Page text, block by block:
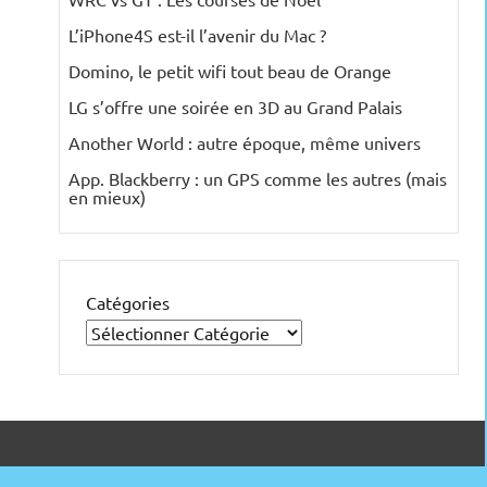
L’iPhone4S est-il l’avenir du Mac ?
Domino, le petit wifi tout beau de Orange
LG s’offre une soirée en 3D au Grand Palais
Another World : autre époque, même univers
App. Blackberry : un GPS comme les autres (mais
en mieux)
Catégories